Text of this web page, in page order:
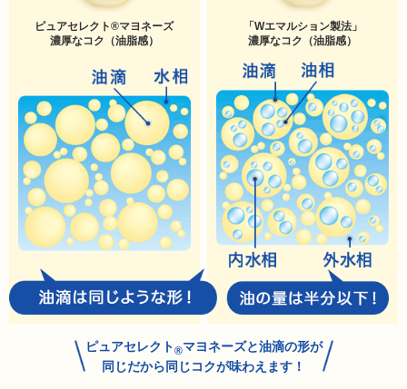
ピュアセレクト®マヨネーズ
濃厚なコク（油脂感）
「Wエマルション製法」
濃厚なコク（油脂感）
ピュアセレクト
マヨネーズと油滴の形が
同じだから同じコクが味わえます！